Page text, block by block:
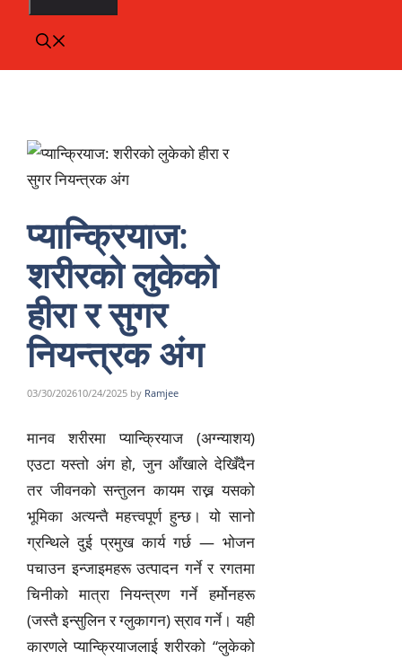
प्यान्क्रियाज:
शरीरको लुकेको
हीरा र सुगर
नियन्त्रक अंग
03/30/202610/24/2025 by Ramjee
मानव शरीरमा प्यान्क्रियाज (अग्न्याशय)
एउटा यस्तो अंग हो, जुन आँखाले देखिँदैन
तर जीवनको सन्तुलन कायम राख्न यसको
भूमिका अत्यन्तै महत्त्वपूर्ण हुन्छ। यो सानो
ग्रन्थिले दुई प्रमुख कार्य गर्छ — भोजन
पचाउन इन्जाइमहरू उत्पादन गर्ने र रगतमा
चिनीको मात्रा नियन्त्रण गर्ने हर्मोनहरू
(जस्तै इन्सुलिन र ग्लुकागन) स्राव गर्ने। यही
कारणले प्यान्क्रियाजलाई शरीरको “लुकेको